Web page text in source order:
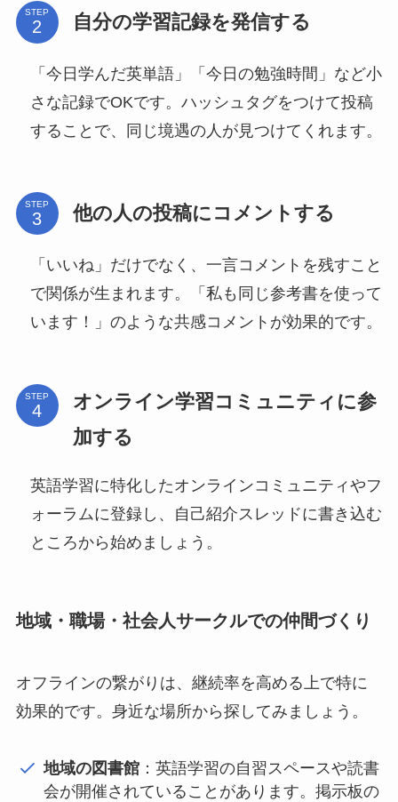
STEP 自分の学習記録を発信する
「今日学んだ英単語」「今日の勉強時間」など小
さな記録でOKです。ハッシュタグをつけて投稿
することで、同じ境遇の人が見つけてくれます。
STEP 他の人の投稿にコメントする
「いいね」だけでなく、一言コメントを残すこと
で関係が生まれます。「私も同じ参考書を使って
います！」のような共感コメントが効果的です。
STEP
オンライン学習コミュニティに参
加する
英語学習に特化したオンラインコミュニティやフ
ォーラムに登録し、自己紹介スレッドに書き込む
ところから始めましょう。
地域・職場・社会人サークルでの仲間づくり
オフラインの繋がりは、継続率を高める上で特に
効果的です。身近な場所から探してみましょう。
地域の図書館 ：英語学習の自習スペースや読書
会が開催されていることがあります。掲示板の